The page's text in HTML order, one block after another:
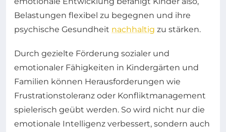
Belastungen flexibel zu begegnen und ihre
psychische Gesundheit nachhaltig zu stärken.
Durch gezielte Förderung sozialer und
emotionaler Fähigkeiten in Kindergärten und
Familien können Herausforderungen wie
Frustrationstoleranz oder Konfliktmanagement
spielerisch geübt werden. So wird nicht nur die
emotionale Intelligenz verbessert, sondern auch